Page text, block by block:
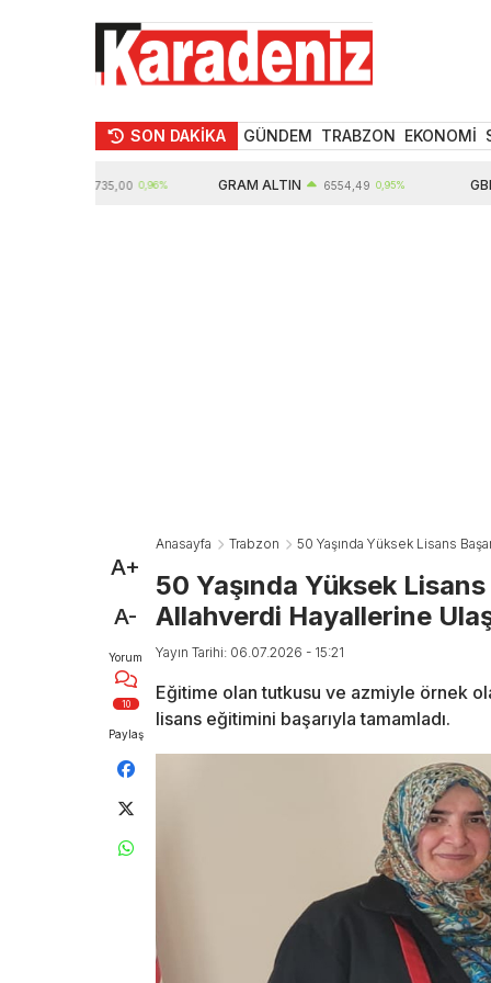
SON DAKİKA GÜNDEM TRABZON EKONOMİ
10735,00 0,96% GRAM ALTIN 6554,49 0,95%
A+
A-
Yorum
10
Paylaş
Anasayfa Trabzon 50 Yaşında Yüksek Lisans
50 Yaşında Yüksek
Allahverdi Hayallerine
Yayın Tarihi: 06.07.2026 - 15:21
Eğitime olan tutkusu ve azmiyle örnek
lisans eğitimini başarıyla tamamladı.